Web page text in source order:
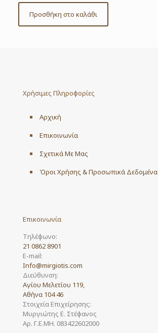
Προσθήκη στο καλάθι
Χρήσιμες Πληροφορίες
Αρχική
Επικοινωνία
Σχετικά Με Μας
Όροι Χρήσης & Προσωπικά Δεδομένα
Επικοινωνία
Τηλέφωνο:
21 0862 8901
E-mail:
Info@mirgiotis.com
Διεύθυνση:
Αγίου Μελετίου 119,
Αθήνα 104 46
Στοιχεία Επιχείρησης:
Μυργιώτης Ε. Στέφανος
Αρ. Γ.Ε.ΜΗ. 083422602000